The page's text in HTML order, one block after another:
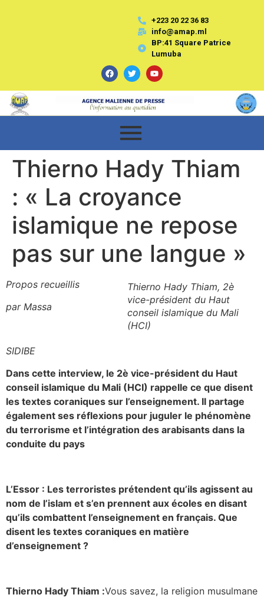
+223 20 22 36 83
info@amap.ml
BP:41 Square Patrice
Lumuba
Thierno Hady Thiam
: « La croyance
islamique ne repose
pas sur une langue »
Thierno Hady Thiam, 2è
vice-président du Haut
conseil islamique du Mali
(HCI)
Propos recueillis
par Massa
SIDIBE
Dans cette interview, le 2è vice-président du Haut
conseil islamique du Mali (HCI) rappelle ce que disent
les textes coraniques sur l’enseignement. Il partage
également ses réflexions pour juguler le phénomène
du terrorisme et l’intégration des arabisants dans la
conduite du pays
L’Essor : Les terroristes prétendent qu’ils agissent au
nom de l’islam et s’en prennent aux écoles en disant
qu’ils combattent l’enseignement en français. Que
disent les textes coraniques en matière
d’enseignement ?
Thierno Hady Thiam :Vous savez, la religion musulmane